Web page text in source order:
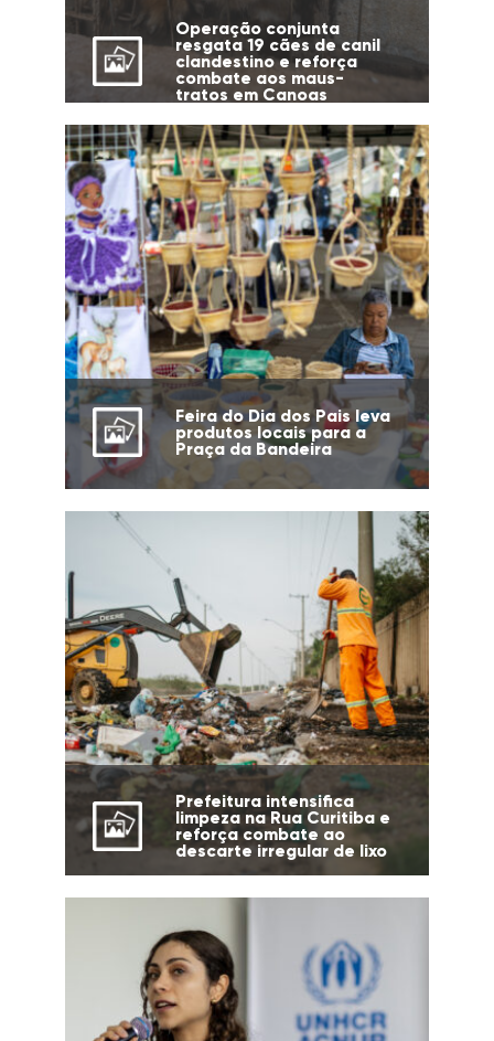
Operação conjunta
resgata 19 cães de canil
clandestino e reforça
combate aos maus-
tratos em Canoas
Feira do Dia dos Pais leva
produtos locais para a
Praça da Bandeira
Prefeitura intensifica
limpeza na Rua Curitiba e
reforça combate ao
descarte irregular de lixo